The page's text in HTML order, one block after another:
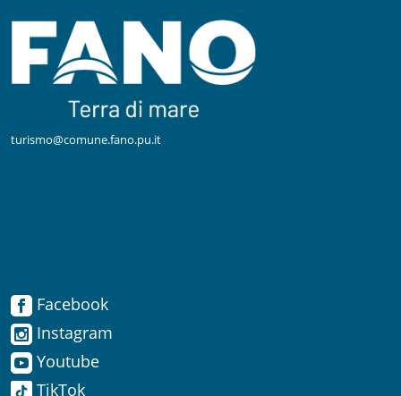
Instagram
turismo@comune.fano.pu.it
Facebook
Instagram
Youtube
TikTok